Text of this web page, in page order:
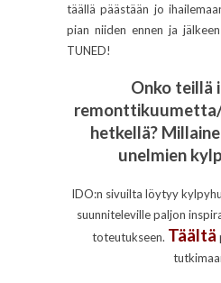
täällä päästään jo
pian niiden ennen ja
TUNED!
Onko teillä
hetkellä?
unelmien
IDO:n sivuilta löytyy
suunniteleville paljon
toteutukseen. Täältä